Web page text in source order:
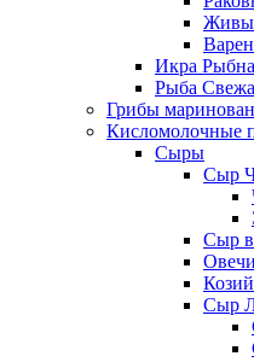
Икра
Рыба
Грибы
Кисломолочные
Сыры
Сыр
Сыр в
Сыр